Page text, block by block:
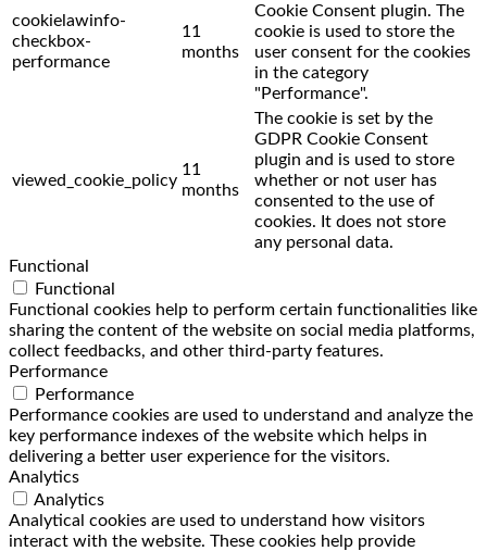
cookielawinfo-
checkbox-
performance
11
months
Cookie Consent plugin. The
cookie is used to store the
user consent for the cookies
in the category
"Performance".
viewed_cookie_policy
11
months
The cookie is set by the
GDPR Cookie Consent
plugin and is used to store
whether or not user has
consented to the use of
cookies. It does not store
any personal data.
Functional
Functional
Functional cookies help to perform certain functionalities like
sharing the content of the website on social media platforms,
collect feedbacks, and other third-party features.
Performance
Performance
Performance cookies are used to understand and analyze the
key performance indexes of the website which helps in
delivering a better user experience for the visitors.
Analytics
Analytics
Analytical cookies are used to understand how visitors
interact with the website. These cookies help provide